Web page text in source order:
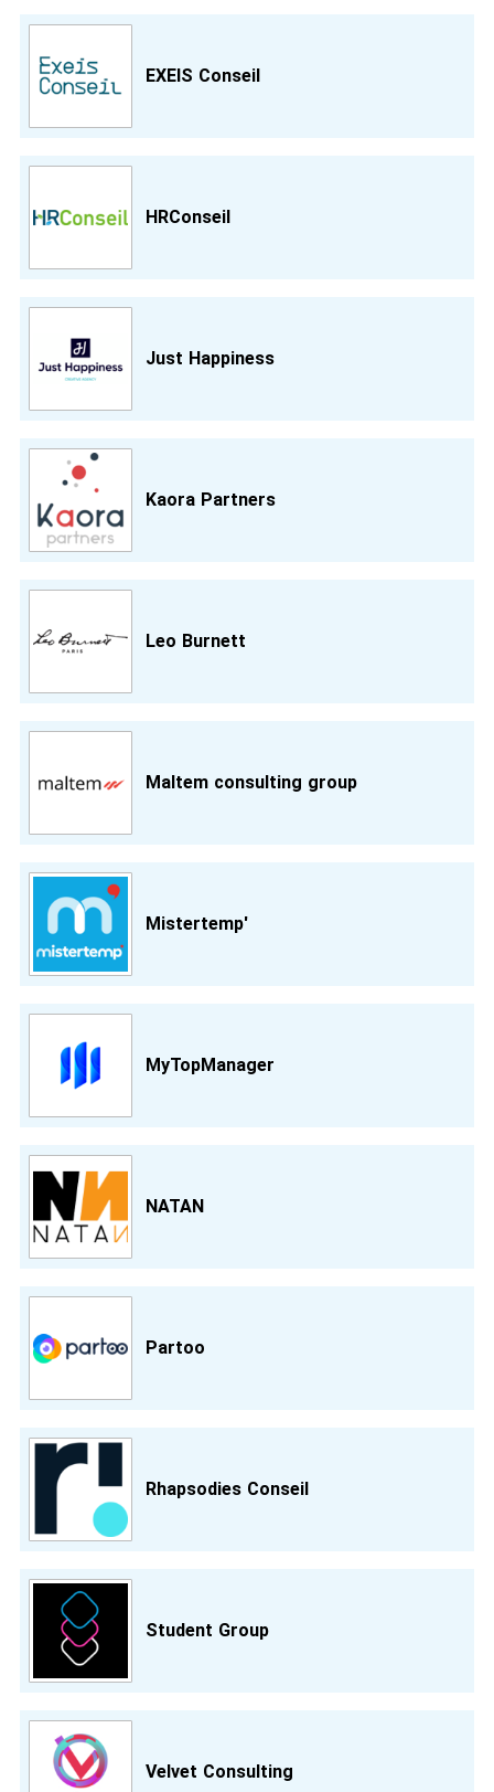
EXEIS Conseil
HRConseil
Just Happiness
Kaora Partners
Leo Burnett
Maltem consulting group
Mistertemp'
MyTopManager
NATAN
Partoo
Rhapsodies Conseil
Student Group
Velvet Consulting